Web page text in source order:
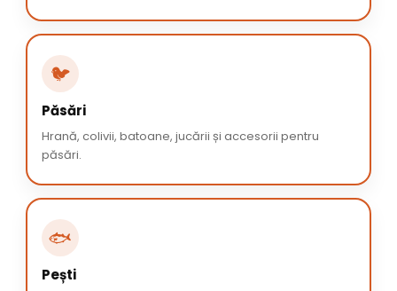
🐦
Păsări
Hrană, colivii, batoane, jucării și accesorii pentru
păsări.
🐟
Pești